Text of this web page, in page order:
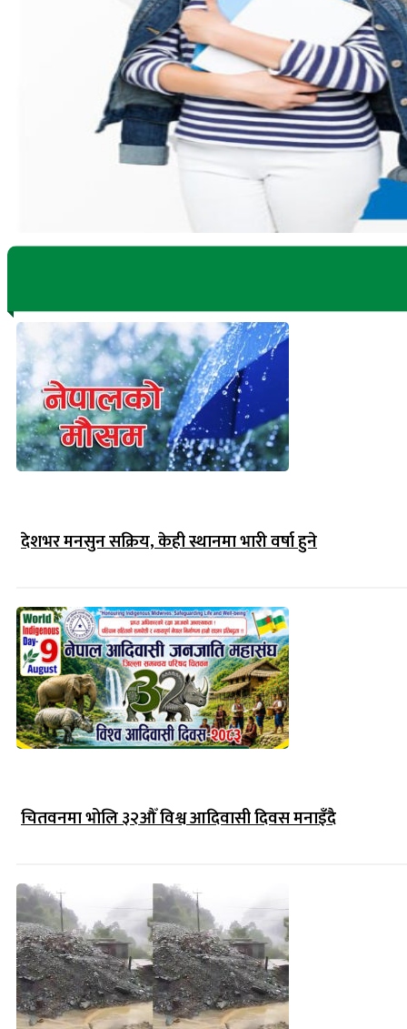
देशभर मनसुन सक्रिय, केही स्थानमा भारी वर्षा हुने
चितवनमा भोलि ३२औँ विश्व आदिवासी दिवस मनाइँदै